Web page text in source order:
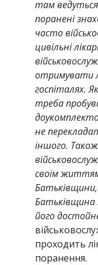
там ведуться
поранені
часто
цивільні
отримувати
госпіталях.
треба
не
іншого.
своїм життям
Батьківщини,
Батьківщина
його
проходить
поранення.